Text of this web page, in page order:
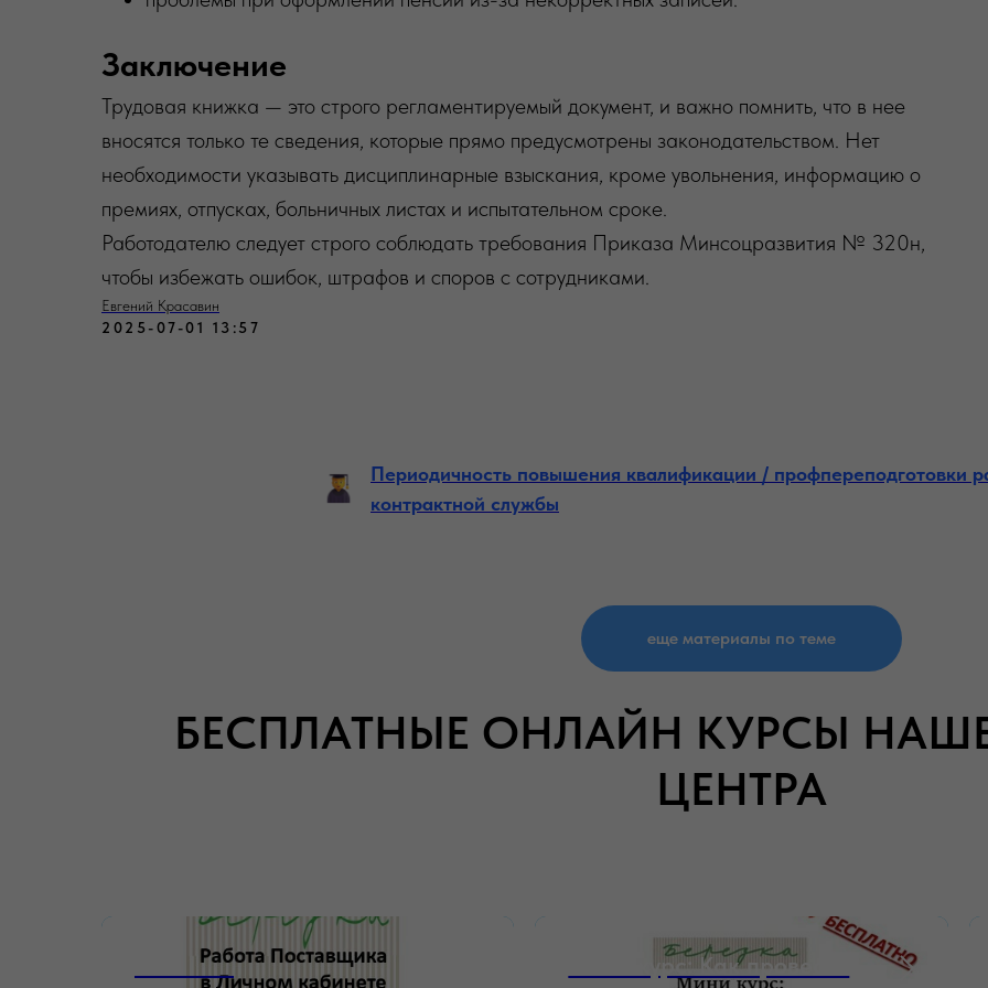
Заключение
Трудовая книжка — это строго регламентируемый документ, и важно помнить, что в нее
вносятся только те сведения, которые прямо предусмотрены законодательством. Нет
необходимости указывать дисциплинарные взыскания, кроме увольнения, информацию о
премиях, отпусках, больничных листах и испытательном сроке.
Работодателю следует строго соблюдать требования Приказа Минсоцразвития № 320н,
чтобы избежать ошибок, штрафов и споров с сотрудниками.
Евгений Красавин
2025-07-01 13:57
Периодичность повышения квалификации / профпереподготовки
контрактной службы
еще материалы по теме
БЕСПЛАТНЫЕ ОНЛАЙН КУРСЫ
ЦЕНТРА
_______________
Мини-курс: Как провести